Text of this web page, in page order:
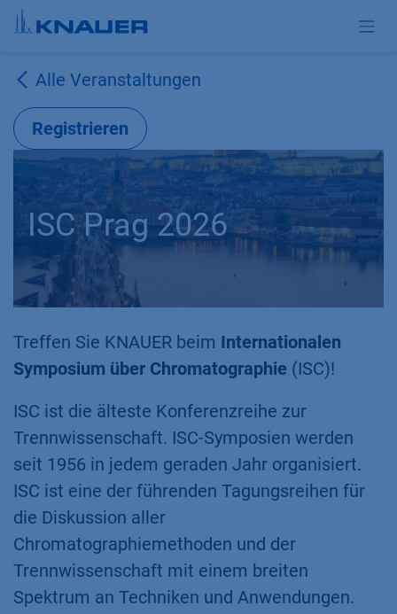
Zum Inhalt springen
Alle Veranstaltungen
Registrieren
ISC Prag 2026
Treffen Sie KNAUER beim Internationalen
Symposium über Chromatographie (ISC)!
ISC ist die älteste Konferenzreihe zur
Trennwissenschaft. ISC-Symposien werden
seit 1956 in jedem geraden Jahr organisiert.
ISC ist eine der führenden Tagungsreihen für
die Diskussion aller
Chromatographiemethoden und der
Trennwissenschaft mit einem breiten
Spektrum an Techniken und Anwendungen.